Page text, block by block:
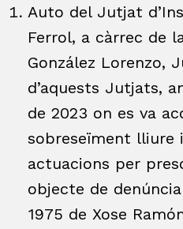
Auto del Jutjat
Ferrol, a càrrec de
González Lorenzo,
d’aquests Jutjats,
de 2023 on es va
sobreseïment lliure
actuacions per
objecte de
1975 de Xose